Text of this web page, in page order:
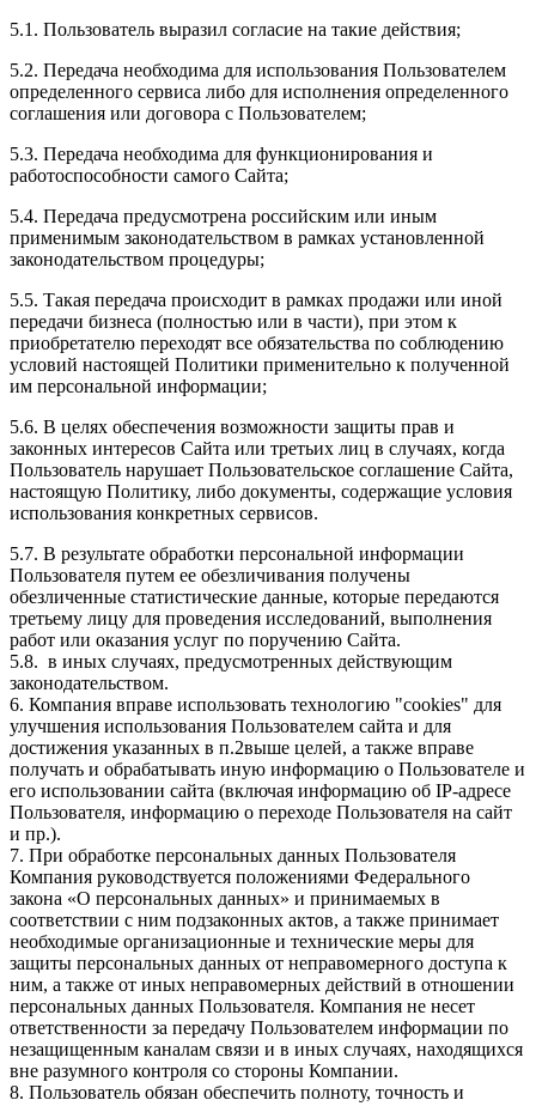
5.1. Пользователь выразил согласие на такие действия;
5.2. Передача необходима для использования Пользователем
определенного сервиса либо для исполнения определенного
соглашения или договора с Пользователем;
5.3. Передача необходима для функционирования и
работоспособности самого Сайта;
5.4. Передача предусмотрена российским или иным
применимым законодательством в рамках установленной
законодательством процедуры;
5.5. Такая передача происходит в рамках продажи или иной
передачи бизнеса (полностью или в части), при этом к
приобретателю переходят все обязательства по соблюдению
условий настоящей Политики применительно к полученной
им персональной информации;
5.6. В целях обеспечения возможности защиты прав и
законных интересов Сайта или третьих лиц в случаях, когда
Пользователь нарушает Пользовательское соглашение Сайта,
настоящую Политику, либо документы, содержащие условия
использования конкретных сервисов.
5.7. В результате обработки персональной информации
Пользователя путем ее обезличивания получены
обезличенные статистические данные, которые передаются
третьему лицу для проведения исследований, выполнения
работ или оказания услуг по поручению Сайта.
5.8. в иных случаях, предусмотренных действующим
законодательством.
6. Компания вправе использовать технологию "cookies" для
улучшения использования Пользователем сайта и для
достижения указанных в п.2выше целей, а также вправе
получать и обрабатывать иную информацию о Пользователе и
его использовании сайта (включая информацию об IP-адресе
Пользователя, информацию о переходе Пользователя на сайт
и пр.).
7. При обработке персональных данных Пользователя
Компания руководствуется положениями Федерального
закона «О персональных данных» и принимаемых в
соответствии с ним подзаконных актов, а также принимает
необходимые организационные и технические меры для
защиты персональных данных от неправомерного доступа к
ним, а также от иных неправомерных действий в отношении
персональных данных Пользователя. Компания не несет
ответственности за передачу Пользователем информации по
незащищенным каналам связи и в иных случаях, находящихся
вне разумного контроля со стороны Компании.
8. Пользователь обязан обеспечить полноту, точность и